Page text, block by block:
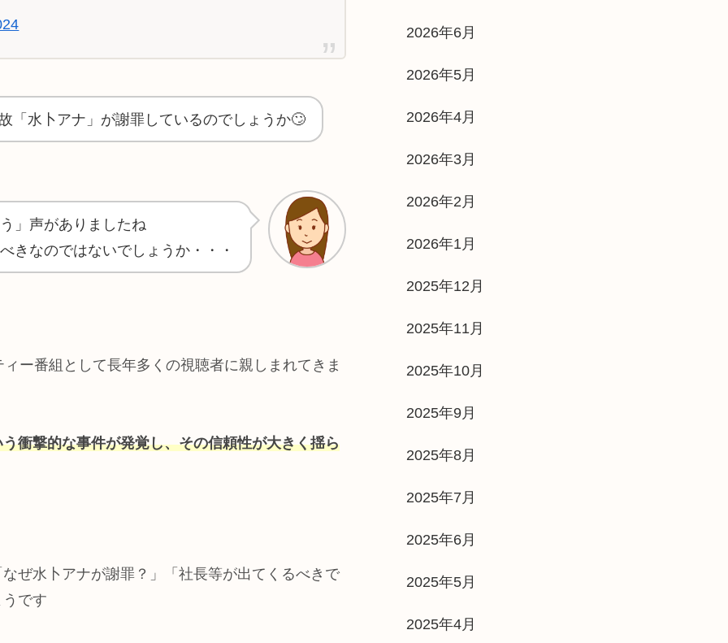
「水卜アナ」が謝罪しているのでしょうか🙄
」声がありましたね
きなのではないでしょうか・・・
ー番組として長年多くの視聴者に親しまれてきま
衝撃的な事件が発覚し、その信頼性が大きく揺ら
ぜ水卜アナが謝罪？」「社長等が出てくるべきで
です
2026年6月
2026年5月
2026年4月
2026年3月
2026年2月
2026年1月
2025年12月
2025年11月
2025年10月
2025年9月
2025年8月
2025年7月
2025年6月
2025年5月
2025年4月